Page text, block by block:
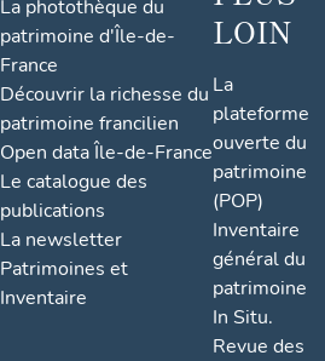
La photothèque du
patrimoine d'Île-de-
France
Découvrir la richesse du
patrimoine francilien
Open data Île-de-France
Le catalogue des
publications
La newsletter
Patrimoines et
Inventaire
LOIN
La
plateforme
ouverte du
patrimoine
(POP)
Inventaire
général du
patrimoine
In Situ.
Revue des